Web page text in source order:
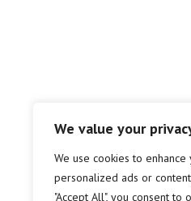
We value your
We use cookies to
personalized ads or
"Accept All", you consent to